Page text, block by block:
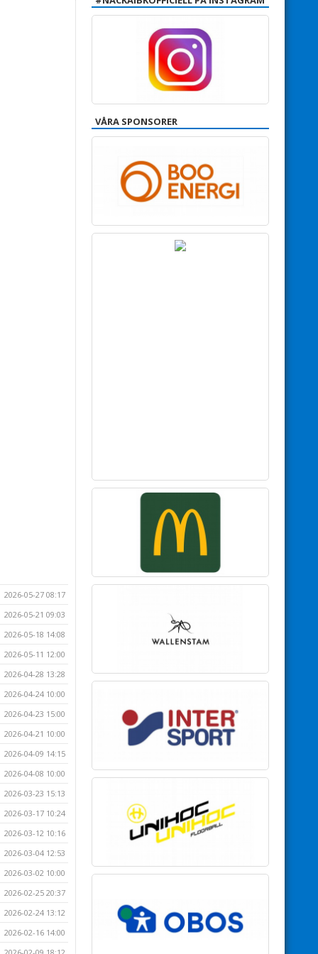
2026-05-27 08:17
2026-05-21 09:03
2026-05-18 14:08
2026-05-11 12:00
2026-04-28 13:28
2026-04-24 10:00
2026-04-23 15:00
2026-04-21 10:00
2026-04-09 14:15
2026-04-08 10:00
2026-03-23 15:13
2026-03-17 10:24
2026-03-12 10:16
2026-03-04 12:53
2026-03-02 10:00
2026-02-25 20:37
2026-02-24 13:12
2026-02-16 14:00
VÅRA SPONSORER